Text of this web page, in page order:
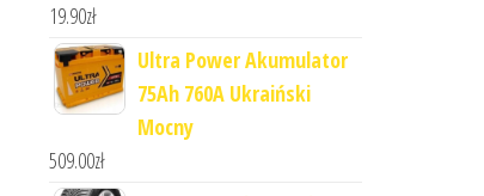
19.90zł
Ultra Power Akumulator
75Ah 760A Ukraiński
Mocny
509.00zł